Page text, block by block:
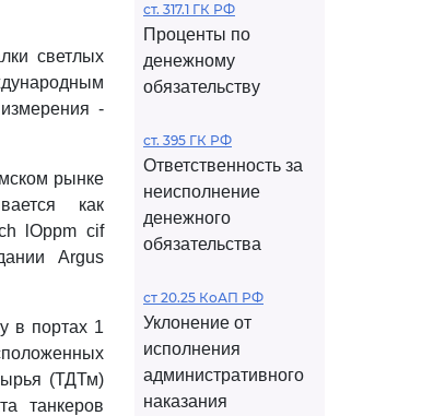
светлых
-
рынке
как
lOppm cif
Argus
в портах 1
(ТДТм)
танкеров
ст. 317.1 ГК РФ
Проценты по
денежному
обязательству
ст. 395 ГК РФ
Ответственность за
неисполнение
денежного
обязательства
ст 20.25 КоАП РФ
Уклонение от
исполнения
административного
наказания